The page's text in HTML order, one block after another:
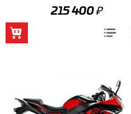
215 400₽